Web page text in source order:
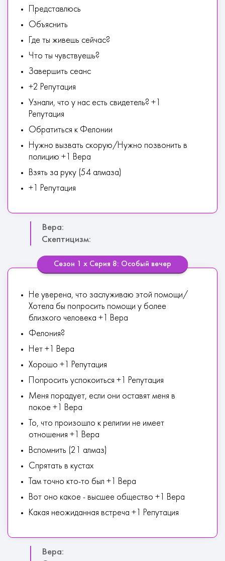
Представлюсь
Объяснить
Где ты живешь сейчас?
Что ты чувствуешь?
Завершить сеанс
+2 Репутация
Узнали, что у нас есть свидетель? +1
Репутация
Обратиться к Фелонии
Нужно вызвать скорую/Нужно позвонить в
полицию +1 Вера
Взять за руку (54 алмаза)
+1 Репутация
Вера:
Скептицизм:
Сезон 1 х Серия 8: Особый вечер
Не уверена, что заслуживаю этой помощи/
Хотела бы попросить помощи у более
близкого человека +1 Вера
Фелония?
Нет +1 Вера
Хорошо +1 Репутация
Попросить успокоиться +1 Репутация
Меня порадует, если они оставят меня в
покое +1 Вера
То, что произошло к религии не имеет
отношения +1 Вера
Вспомнить (21 алмаз)
Спрятать в кустах
Там точно кто-то был +1 Вера
Вот оно какое - высшее общество +1 Вера
Какая неожиданная встреча +1 Репутация
Вера: